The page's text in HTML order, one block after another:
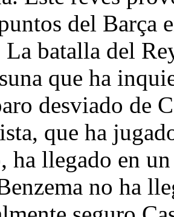
del Barça
batalla del
que ha
desviado de
que ha
ha llegado en
no ha